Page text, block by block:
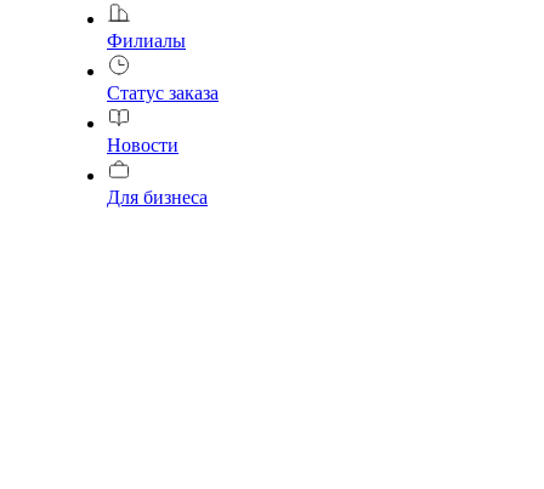
Филиалы
Статус заказа
Новости
Для бизнеса